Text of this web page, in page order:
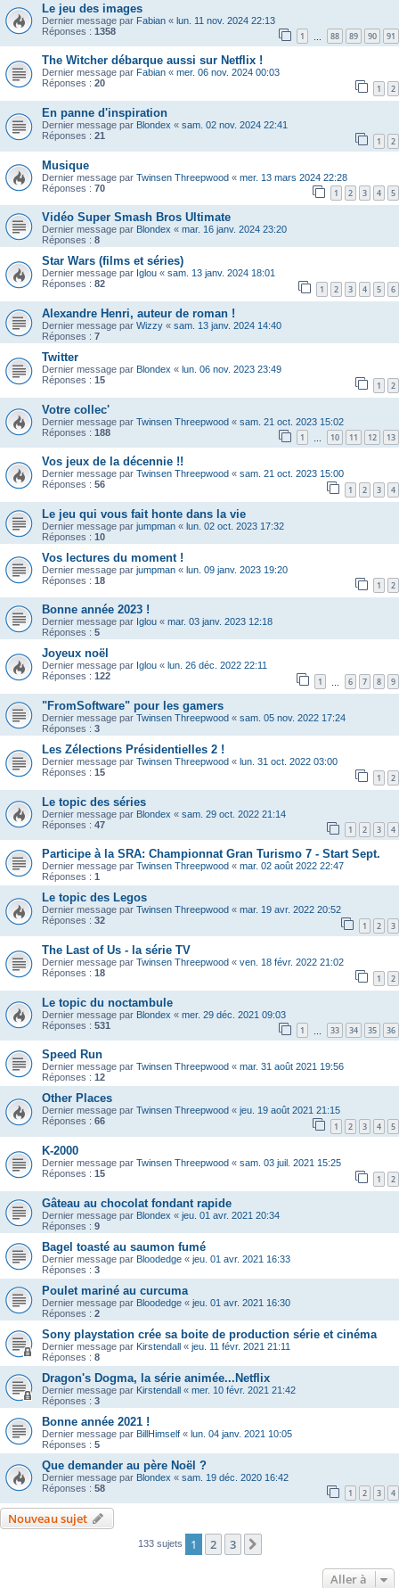
Le jeu des images
Dernier message par Fabian « lun. 11 nov. 2024 22:13
Réponses : 1358 1 88 89 90 91
The Witcher débarque aussi sur Netflix !
Dernier message par Fabian « mer. 06 nov. 2024 00:03
Réponses : 20 1 2
En panne d'inspiration
Dernier message par Blondex « sam. 02 nov. 2024 22:41
Réponses : 21 1 2
Musique
Dernier message par Twinsen Threepwood « mer. 13 mars 2024 22:28
Réponses : 70 1 2 3 4 5
Vidéo Super Smash Bros Ultimate
Dernier message par Blondex « mar. 16 janv. 2024 23:20
Réponses : 8
Star Wars (films et séries)
Dernier message par Iglou « sam. 13 janv. 2024 18:01
Réponses : 82 1 2 3 4 5 6
Alexandre Henri, auteur de roman !
Dernier message par Wizzy « sam. 13 janv. 2024 14:40
Réponses : 7
Twitter
Dernier message par Blondex « lun. 06 nov. 2023 23:49
Réponses : 15 1 2
Votre collec'
Dernier message par Twinsen Threepwood « sam. 21 oct. 2023 15:02
Réponses : 188 1 10 11 12 13
Vos jeux de la décennie !!
Dernier message par Twinsen Threepwood « sam. 21 oct. 2023 15:00
Réponses : 56 1 2 3 4
Le jeu qui vous fait honte dans la vie
Dernier message par jumpman « lun. 02 oct. 2023 17:32
Réponses : 10
Vos lectures du moment !
Dernier message par jumpman « lun. 09 janv. 2023 19:20
Réponses : 18 1 2
Bonne année 2023 !
Dernier message par Iglou « mar. 03 janv. 2023 12:18
Réponses : 5
Joyeux noël
Dernier message par Iglou « lun. 26 déc. 2022 22:11
Réponses : 122 1 6 7 8 9
"FromSoftware" pour les gamers
Dernier message par Twinsen Threepwood « sam. 05 nov. 2022 17:24
Réponses : 3
Les Zélections Présidentielles 2 !
Dernier message par Twinsen Threepwood « lun. 31 oct. 2022 03:00
Réponses : 15 1 2
Le topic des séries
Dernier message par Blondex « sam. 29 oct. 2022 21:14
Réponses : 47 1 2 3 4
Participe à la SRA: Championnat Gran Turismo 7 - Start Sept.
Dernier message par Twinsen Threepwood « mar. 02 août 2022 22:47
Réponses : 1
Le topic des Legos
Dernier message par Twinsen Threepwood « mar. 19 avr. 2022 20:52
Réponses : 32 1 2 3
The Last of Us - la série TV
Dernier message par Twinsen Threepwood « ven. 18 févr. 2022 21:02
Réponses : 18 1 2
Le topic du noctambule
Dernier message par Blondex « mer. 29 déc. 2021 09:03
Réponses : 531 1 33 34 35 36
Speed Run
Dernier message par Twinsen Threepwood « mar. 31 août 2021 19:56
Réponses : 12
Other Places
Dernier message par Twinsen Threepwood « jeu. 19 août 2021 21:15
Réponses : 66 1 2 3 4 5
K-2000
Dernier message par Twinsen Threepwood « sam. 03 juil. 2021 15:25
Réponses : 15 1 2
Gâteau au chocolat fondant rapide
Dernier message par Blondex « jeu. 01 avr. 2021 20:34
Réponses : 9
Bagel toasté au saumon fumé
Dernier message par Bloodedge « jeu. 01 avr. 2021 16:33
Réponses : 3
Poulet mariné au curcuma
Dernier message par Bloodedge « jeu. 01 avr. 2021 16:30
Réponses : 2
Sony playstation crée sa boite de production série et cinéma
Dernier message par Kirstendall « jeu. 11 févr. 2021 21:11
Réponses : 8
Dragon's Dogma, la série animée...Netflix
Dernier message par Kirstendall « mer. 10 févr. 2021 21:42
Réponses : 3
Bonne année 2021 !
Dernier message par BillHimself « lun. 04 janv. 2021 10:05
Réponses : 5
Que demander au père Noël ?
Dernier message par Blondex « sam. 19 déc. 2020 16:42
Réponses : 58 1 2 3 4
Nouveau sujet
133 sujets 1 2 3
Aller à